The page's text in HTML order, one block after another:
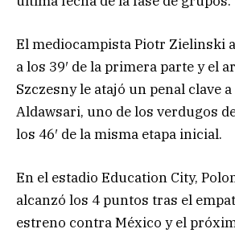
El mediocampista Piotr Zielinski
a los 39′ de la primera parte y el
Szczesny le atajó un penal clave a
Aldawsari, uno de los verdugos
los 46′ de la misma etapa inicial.
En el estadio Education City,
alcanzó los 4 puntos tras el
estreno contra México y el